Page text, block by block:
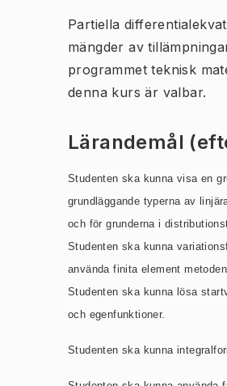
Partiella
mängder av
programmet teknisk
denna kurs är valbar.
Lärandemål
Studenten ska kunna visa en
grundläggande typerna av
och för grunderna i
Studenten ska kunna
använda finita element
Studenten ska kunna lösa
och egenfunktioner.
Studenten ska kunna